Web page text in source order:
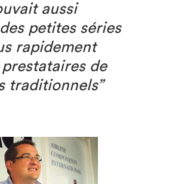
aussi
petites séries
rapidement
de
traditionnels”